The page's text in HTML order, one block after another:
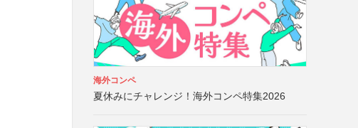
海外コンペ
夏休みにチャレンジ！海外コンペ特集2026